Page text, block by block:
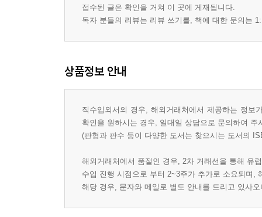
접수된 글은 확인을 거쳐 이 곳에 게재됩니다.
독자 분들의 리뷰는 리뷰 쓰기를, 책에 대한 문의는
상품정보 안내
직수입외서의 경우, 해외거래처에서 제공하는 정
확인을 원하시는 경우, 일대일 상담으로 문의하여 주
(판형과 판수 등이 다양한 도서는 찾으시는 도서의
해외거래처에서 품절인 경우, 2차 거래선을 통해 유
수입 진행 시점으로 부터 2~3주가 추가로 소요되며,
해당 경우, 문자와 메일로 별도 안내를 드리고 있사